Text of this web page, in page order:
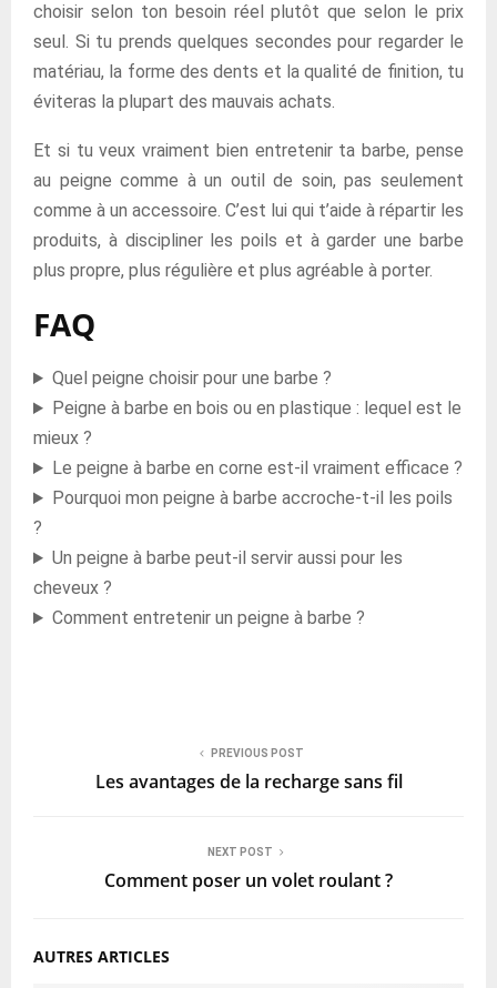
choisir selon ton besoin réel plutôt que selon le prix
seul. Si tu prends quelques secondes pour regarder le
matériau, la forme des dents et la qualité de finition, tu
éviteras la plupart des mauvais achats.
Et si tu veux vraiment bien entretenir ta barbe, pense
au peigne comme à un outil de soin, pas seulement
comme à un accessoire. C’est lui qui t’aide à répartir les
produits, à discipliner les poils et à garder une barbe
plus propre, plus régulière et plus agréable à porter.
FAQ
Quel peigne choisir pour une barbe ?
Peigne à barbe en bois ou en plastique : lequel est le
mieux ?
Le peigne à barbe en corne est-il vraiment efficace ?
Pourquoi mon peigne à barbe accroche-t-il les poils
?
Un peigne à barbe peut-il servir aussi pour les
cheveux ?
Comment entretenir un peigne à barbe ?
PREVIOUS POST
Les avantages de la recharge sans fil
NEXT POST
Comment poser un volet roulant ?
AUTRES ARTICLES